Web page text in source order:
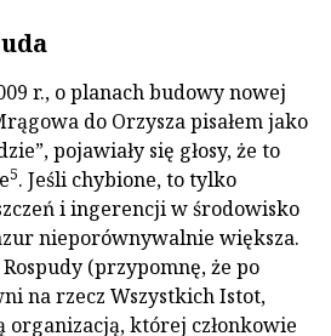
r., o planach budowy nowej
do Orzysza pisałem jako
pojawiały się głosy, że to
5. Jeśli chybione, to tylko
i ingerencji w środowisko
nieporównywalnie większa.
(przypomnę, że po
na rzecz Wszystkich Istot,
organizacją, której członkowie